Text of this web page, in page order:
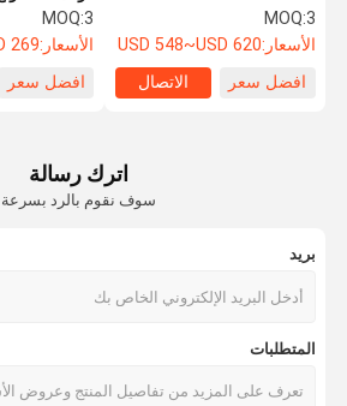
MOQ:3
الأسعار:USD 548~USD 620
افضل سعر
الاتصال
حمض الرصاص
MOQ:3
الأسعار:269
افضل سعر
اترك رسالة
سوف نقوم بالرد بسرعة
بريد
المتطلبات